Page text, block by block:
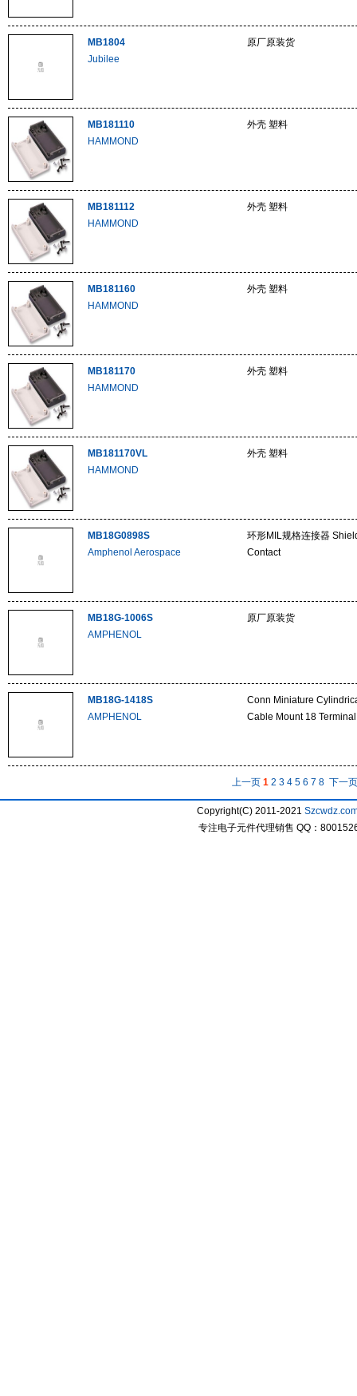
MB1804
Jubilee
原厂原装货
MB181110
HAMMOND
外壳 塑料
MB181112
HAMMOND
外壳 塑料
MB181160
HAMMOND
外壳 塑料
MB181170
HAMMOND
外壳 塑料
MB181170VL
HAMMOND
外壳 塑料
MB18G0898S
Amphenol Aerospace
环形MIL规格连接器
Contact
MB18G-1006S
AMPHENOL
原厂原装货
MB18G-1418S
AMPHENOL
Conn Miniature
Cable Mount 18
上一页 1 2 3 4 5 6 7 8 下一页
Copyright(C) 2011-2021
专注电子元件代理销售 QQ：